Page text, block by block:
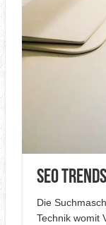
SEO
Die
Technik womit